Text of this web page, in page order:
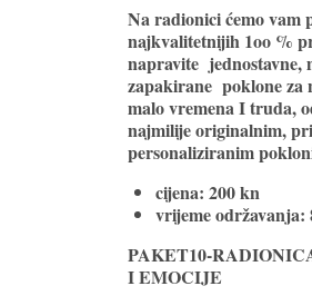
Na radionici ćemo vam
najkvalitetnijih 1oo %
napravite jednostavne,
zapakirane poklone za
malo vremena I truda,
najmilije originalnim,
personaliziranim
cijena: 200 kn
vrijeme održavanja:
PAKET10-
I EMOCIJE